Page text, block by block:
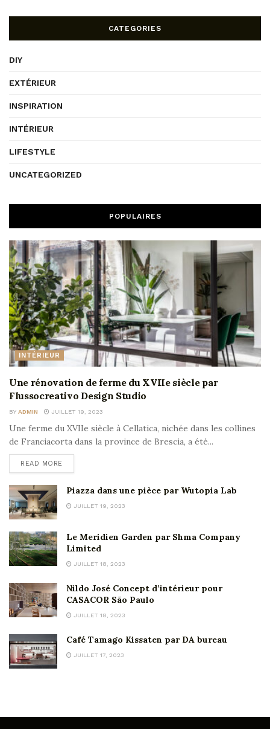
CATEGORIES
DIY
EXTÉRIEUR
INSPIRATION
INTÉRIEUR
LIFESTYLE
UNCATEGORIZED
POPULAIRES
INTÉRIEUR
Une rénovation de ferme du XVIIe siècle par
Flussocreativo Design Studio
BY ADMIN JUILLET 19, 2023
Une ferme du XVIIe siècle à Cellatica, nichée dans les collines
de Franciacorta dans la province de Brescia, a été...
READ MORE
Piazza dans une pièce par Wutopia Lab
JUILLET 19, 2023
Le Meridien Garden par Shma Company
Limited
JUILLET 18, 2023
Nildo José Concept d’intérieur pour
CASACOR São Paulo
JUILLET 18, 2023
Café Tamago Kissaten par DA bureau
JUILLET 17, 2023